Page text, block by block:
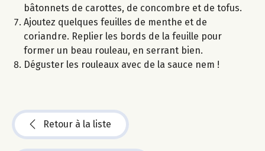
bâtonnets de carottes, de concombre et de tofus.
Ajoutez quelques feuilles de menthe et de
coriandre. Replier les bords de la feuille pour
former un beau rouleau, en serrant bien.
Déguster les rouleaux avec de la sauce nem !
Retour à la liste